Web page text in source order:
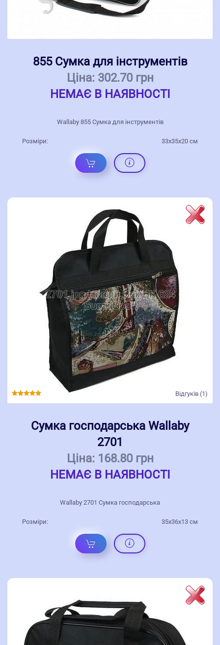
855 Сумка для інструментів
Ціна: 302.70 грн
НЕМАЄ В НАЯВНОСТІ
Wallaby 855 Сумка для інструментів
Розміри: 33x35x20 см
Відгуків (1)
Сумка господарська Wallaby
2701
Ціна: 168.80 грн
НЕМАЄ В НАЯВНОСТІ
Wallaby 2701 Сумка господарська
Розміри: 35x36x13 см